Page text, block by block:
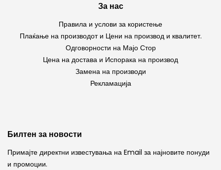
За нас
Правила и услови за користење
Плаќање на производот и Цени на производ и квалитет.
Одговорности на Мајо Стор
Цена на достава и Испорака на производ
Замена на производи
Рекламација
Билтен за новости
Примајте директни известувања на Email за најновите понуди
и промоции.